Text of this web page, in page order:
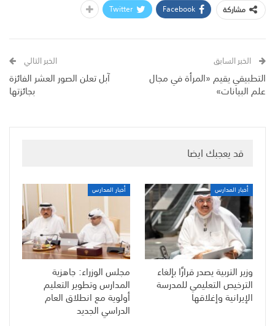
مشاركة
Facebook
Twitter
الخبر السابق
التطبيقي يقيم «المرأة في مجال
علم البيانات»
الخبر التالي
آبل تعلن الصور العشر الفائزة
بجائزتها
قد يعجبك ايضا
أخبار المدارس
وزير التربية يصدر قرارًا بإلغاء
الترخيص التعليمي للمدرسة
الإيرانية وإغلاقها
أخبار المدارس
مجلس الوزراء: جاهزية
المدارس وتطوير التعليم
أولوية مع انطلاق العام
الدراسي الجديد